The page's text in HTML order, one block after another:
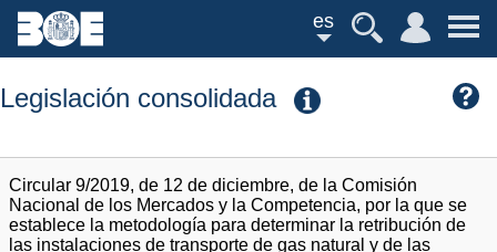
es
Legislación consolidada
Circular 9/2019, de 12 de diciembre, de la Comisión
Nacional de los Mercados y la Competencia, por la que se
establece la metodología para determinar la retribución de
las instalaciones de transporte de gas natural y de las